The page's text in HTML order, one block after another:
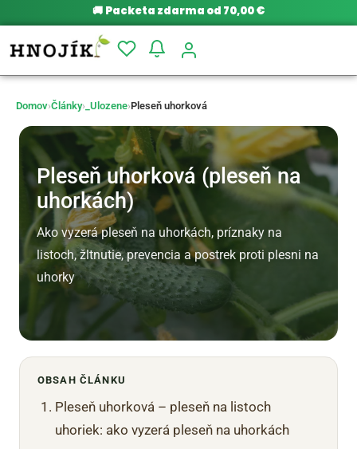
🚚 Packeta zdarma od 70,00 €
Domov›Články› _Ulozene›Pleseň uhorková
Pleseň uhorková (pleseň na
uhorkách)
Ako vyzerá pleseň na uhorkách, príznaky na
listoch, žltnutie, prevencia a postrek proti plesni na
uhorky
OBSAH ČLÁNKU
Pleseň uhorková – pleseň na listoch
uhoriek: ako vyzerá pleseň na uhorkách